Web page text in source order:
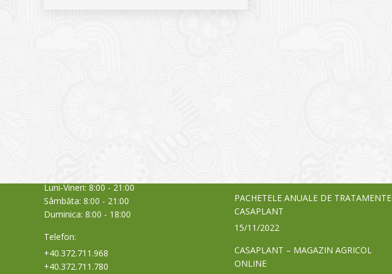
Luni-Vineri: 8:00 - 21:00
Sâmbăta: 8:00 - 21:00
Duminica: 8:00 - 18:00
Telefon:
+40.372.711.968
+40.372.711.780
PACHETELE ANUALE DE TRATAMENTE
CASAPLANT
15/11/2022
CASAPLANT – MAGAZIN AGRICOL
ONLINE